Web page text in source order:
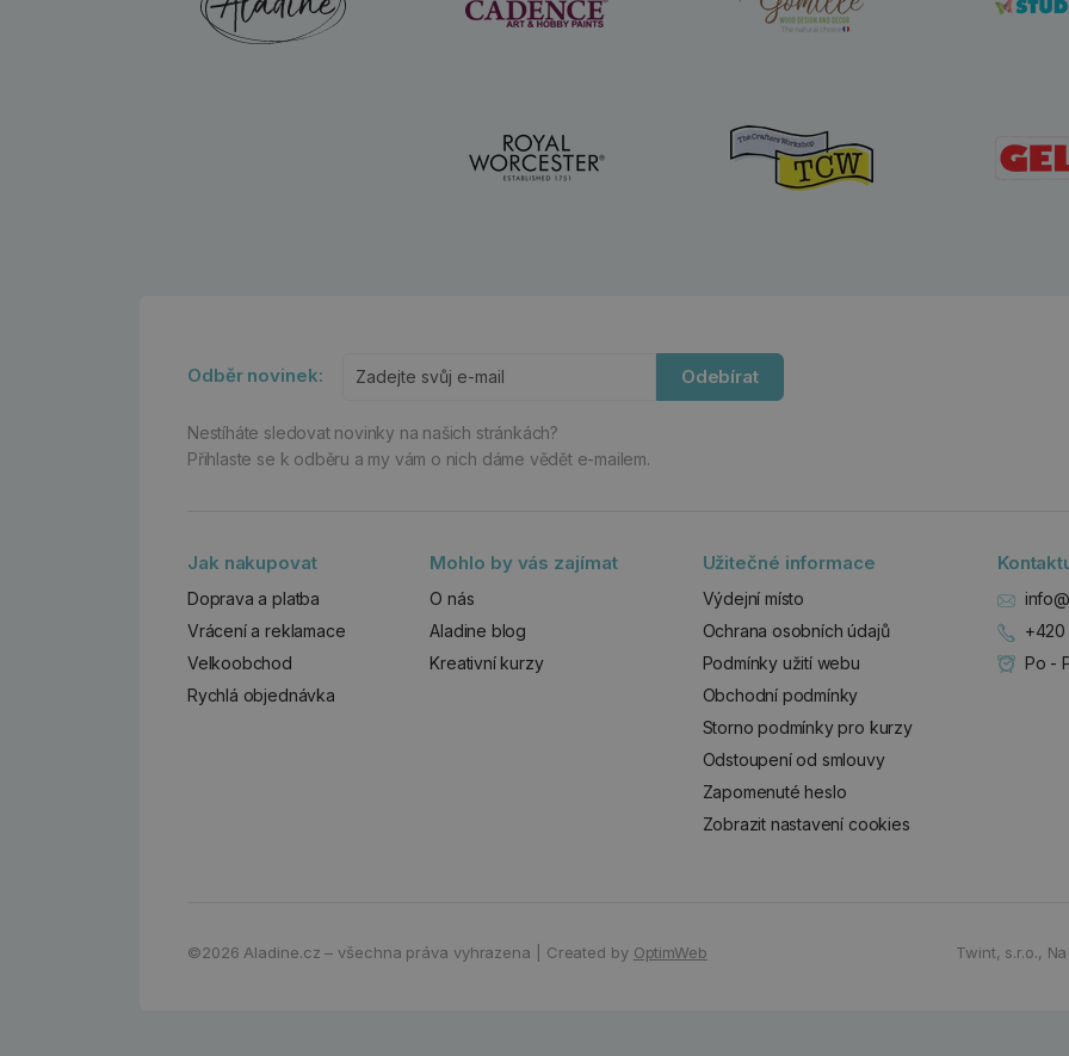
Odběr novinek: Odebírat
Nestíháte sledovat novinky na našich stránkách?
Přihlaste se k odběru a my vám o nich dáme vědět e-mailem.
Jak nakupovat
Doprava a platba
Vrácení a reklamace
Velkoobchod
Rychlá objednávka
Mohlo by vás zajímat
O nás
Aladine blog
Kreativní kurzy
Užitečné informace
Výdejní místo
Ochrana osobních údajů
Podmínky užití webu
Obchodní podmínky
Storno podmínky pro kurzy
Odstoupení od smlouvy
Zapomenuté heslo
Zobrazit nastavení cookies
+420
Po -
©2026 Aladine.cz – všechna práva vyhrazena Created by OptimWeb Twint, s.r.o.,